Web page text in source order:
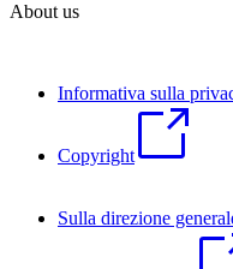
About us
Informativa sulla
Copyright
Sulla direzione